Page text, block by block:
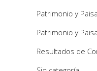
Patrimonio y
Patrimonio y
Resultados de